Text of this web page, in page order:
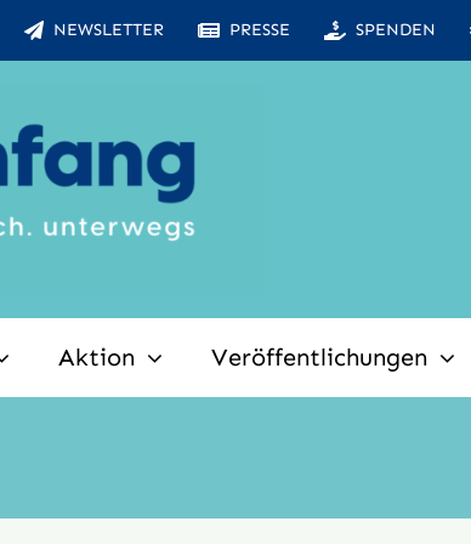
NEWSLETTER PRESSE SPENDEN
Aktion Veröffentlichungen